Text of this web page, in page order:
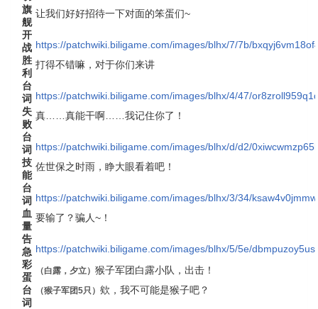
旗
舰
开
战
让我们好好招待一下对面的笨蛋们~
https://patchwiki.biligame.com/images/blhx/7/7b/
胜
利
台
词
打得不错嘛，对于你们来讲
https://patchwiki.biligame.com/images/blhx/4/47/
失
败
台
词
真……真能干啊……我记住你了！
https://patchwiki.biligame.com/images/blhx/d/d2/
技
能
台
词
佐世保之时雨，睁大眼看着吧！
https://patchwiki.biligame.com/images/blhx/3/34/
血
量
告
急
要输了？骗人~！
https://patchwiki.biligame.com/images/blhx/5/5e/
彩
蛋
台
词
（白露 ， 夕立） 猴子军团白露小队，出击！
（猴子军团5只） 欸，我不可能是猴子吧？